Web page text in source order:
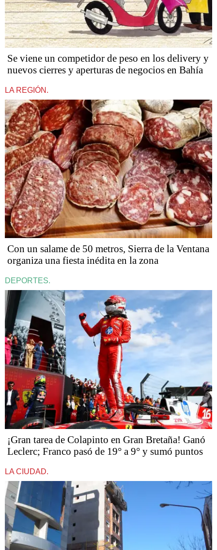
Se viene un competidor de peso en los delivery y
nuevos cierres y aperturas de negocios en Bahía
LA REGIÓN.
Con un salame de 50 metros, Sierra de la Ventana
organiza una fiesta inédita en la zona
DEPORTES.
¡Gran tarea de Colapinto en Gran Bretaña! Ganó
Leclerc; Franco pasó de 19° a 9° y sumó puntos
LA CIUDAD.